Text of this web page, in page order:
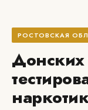
РОСТОВСКАЯ
Донских